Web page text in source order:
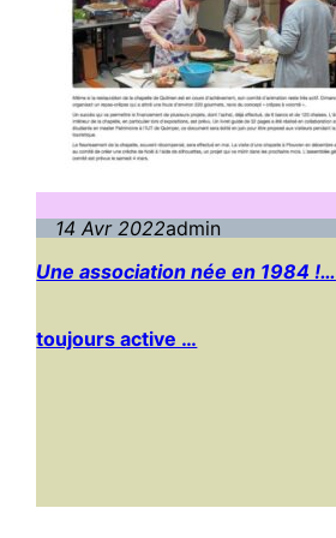
14 Avr 2022admin
Une association née en 1984 !…
toujours active …